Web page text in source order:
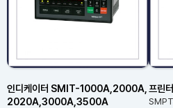
인디케이터 SMIT-1000A,2000A,
2020A,3000A,3500A
프린